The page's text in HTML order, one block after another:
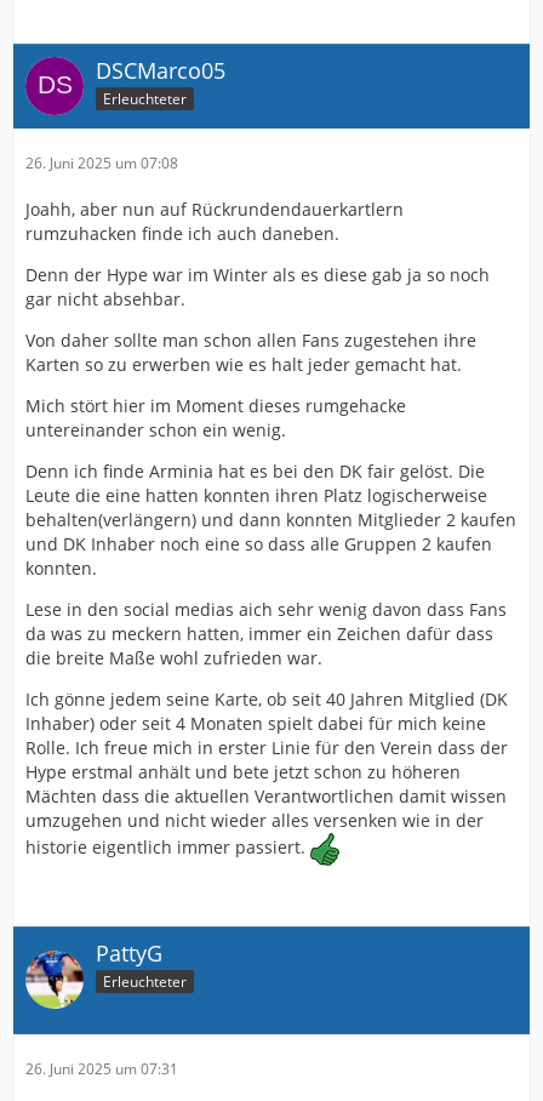
DSCMarco05
Erleuchteter
26. Juni 2025 um 07:08
Joahh, aber nun auf Rückrundendauerkartlern
rumzuhacken finde ich auch daneben.
Denn der Hype war im Winter als es diese gab ja so noch
gar nicht absehbar.
Von daher sollte man schon allen Fans zugestehen ihre
Karten so zu erwerben wie es halt jeder gemacht hat.
Mich stört hier im Moment dieses rumgehacke
untereinander schon ein wenig.
Denn ich finde Arminia hat es bei den DK fair gelöst. Die
Leute die eine hatten konnten ihren Platz logischerweise
behalten(verlängern) und dann konnten Mitglieder 2 kaufen
und DK Inhaber noch eine so dass alle Gruppen 2 kaufen
konnten.
Lese in den social medias aich sehr wenig davon dass Fans
da was zu meckern hatten, immer ein Zeichen dafür dass
die breite Maße wohl zufrieden war.
Ich gönne jedem seine Karte, ob seit 40 Jahren Mitglied (DK
Inhaber) oder seit 4 Monaten spielt dabei für mich keine
Rolle. Ich freue mich in erster Linie für den Verein dass der
Hype erstmal anhält und bete jetzt schon zu höheren
Mächten dass die aktuellen Verantwortlichen damit wissen
umzugehen und nicht wieder alles versenken wie in der
historie eigentlich immer passiert.
PattyG
Erleuchteter
26. Juni 2025 um 07:31